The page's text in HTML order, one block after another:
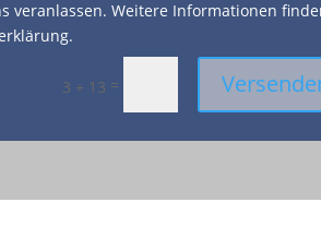
veranlassen. Weitere Informationen
3 + 13 =